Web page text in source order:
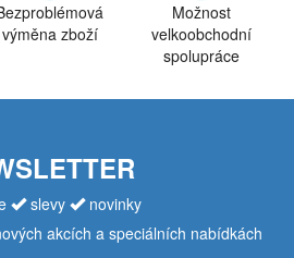
výměna zboží
Možnost
velkoobchodní
spolupráce
slevy
novinky
akcích a speciálních nabídkách